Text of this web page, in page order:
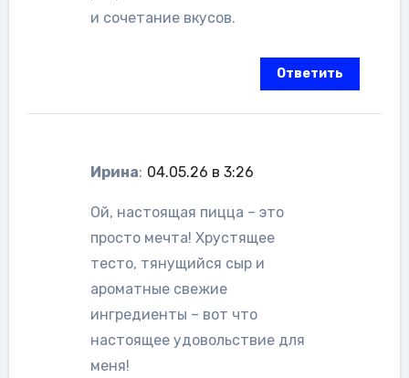
и сочетание вкусов.
Ответить
Ирина: 04.05.26 в 3:26
Ой, настоящая пицца – это
просто мечта! Хрустящее
тесто, тянущийся сыр и
ароматные свежие
ингредиенты – вот что
настоящее удовольствие для
меня!